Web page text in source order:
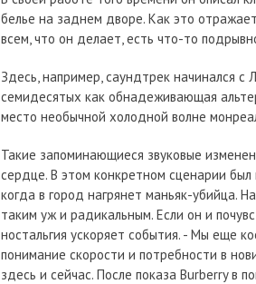
белье на заднем дворе. Как это
всем, что он делает, есть что-то
Здесь, например, саундтрек начинался
семидесятых как обнадеживающая
место необычной холодной волне
Такие запоминающиеся звуковые
сердце. В этом конкретном сценарии
когда в город нагрянет маньяк-убийца.
таким уж и радикальным. Если он и
ностальгия ускоряет события. - Мы еще
понимание скорости и потребности в
здесь и сейчас. После показа Burberry в